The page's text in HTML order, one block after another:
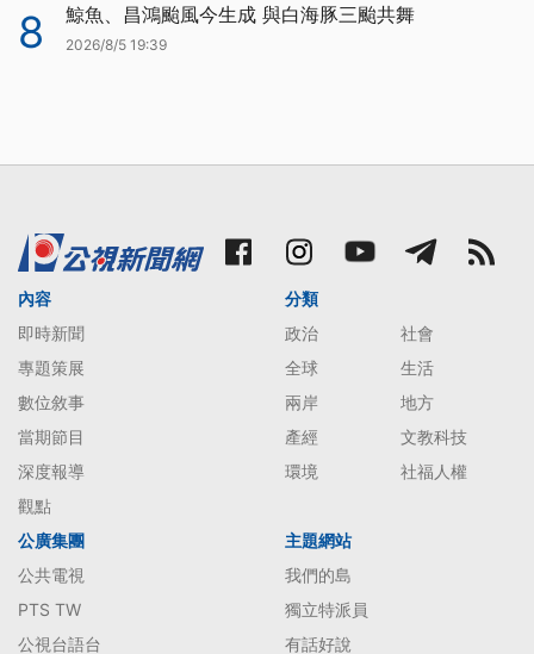
8 鯨魚、昌鴻颱風今生成 與白海豚三颱共舞
2026/8/5 19:39
內容
即時新聞
專題策展
數位敘事
當期節目
深度報導
觀點
分類
政治
社會
全球
生活
兩岸
地方
產經
文教科技
環境
社福人權
公廣集團
公共電視
PTS TW
公視台語台
主題網站
我們的島
獨立特派員
有話好說